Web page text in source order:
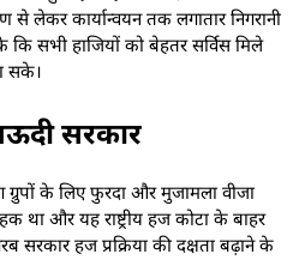
लेकर कार्यान्वयन तक लगातार निगरानी
सभी हाजियों को बेहतर सर्विस मिले
सके।
सरकार
के लिए फुरदा और मुजामला वीजा
था और यह राष्ट्रीय हज कोटा के बाहर
हज प्रक्रिया की दक्षता बढ़ाने के